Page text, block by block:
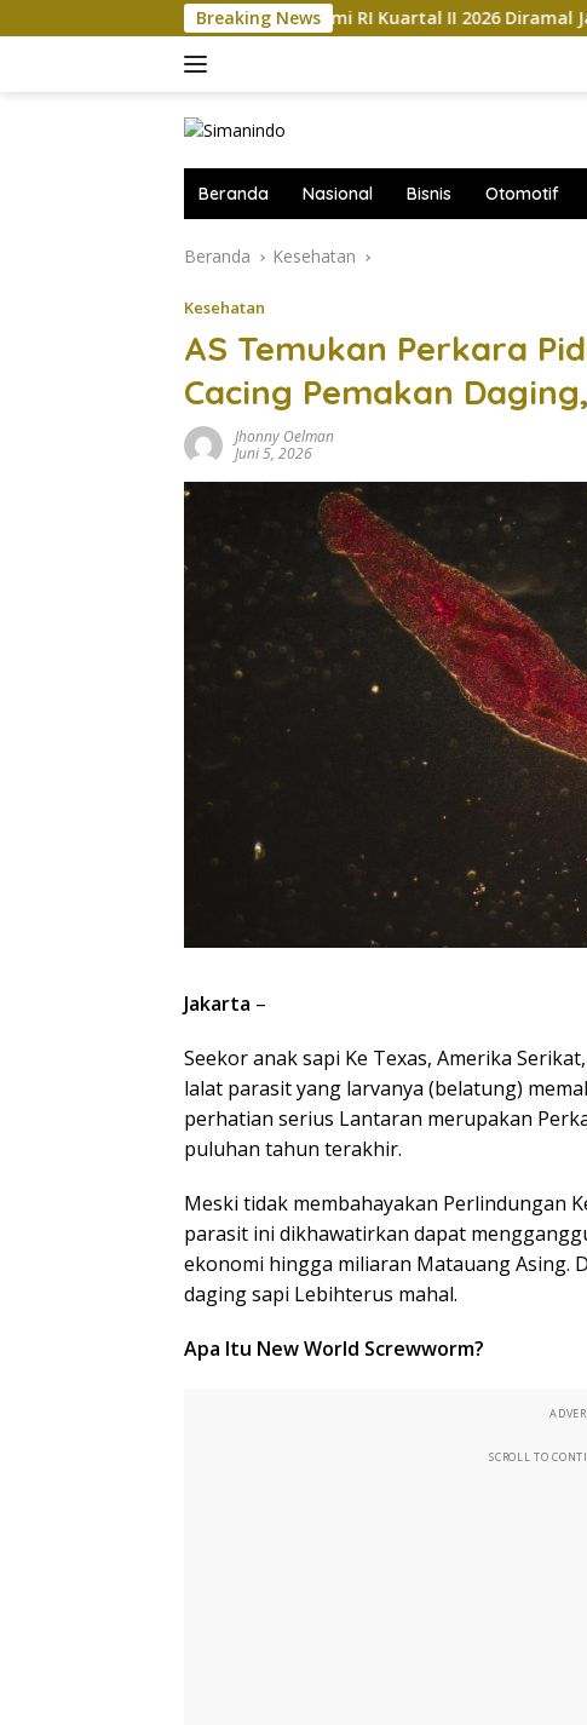
ke
Breaking News
Kemajuan Ekonomi RI Kuartal II 2026 Diramal Jatuh Ke Bawah
Beranda Nasional Bisnis Otomotif
Beranda Kesehatan
Kesehatan
AS Temukan Perkara
Cacing Pemakan
Jhonny Oelman
Juni 5, 2026
Jakarta –
Seekor anak sapi Ke Texas, Amerika
lalat parasit yang larvanya (belatung)
perhatian serius Lantaran merupakan
puluhan tahun terakhir.
Meski tidak membahayakan Perlindungan
parasit ini dikhawatirkan dapat
ekonomi hingga miliaran Matauang Asing.
daging sapi Lebihterus mahal.
Apa Itu New World Screwworm?
SCROLL TO